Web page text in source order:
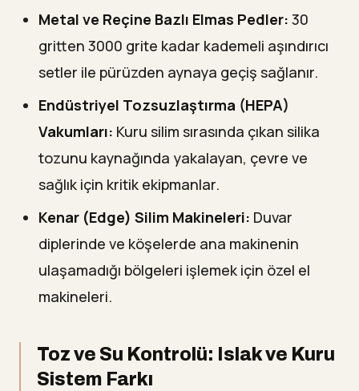
Metal ve Reçine Bazlı Elmas Pedler: 30
gritten 3000 grite kadar kademeli aşındırıcı
setler ile pürüzden aynaya geçiş sağlanır.
Endüstriyel Tozsuzlaştırma (HEPA)
Vakumları: Kuru silim sırasında çıkan silika
tozunu kaynağında yakalayan, çevre ve
sağlık için kritik ekipmanlar.
Kenar (Edge) Silim Makineleri: Duvar
diplerinde ve köşelerde ana makinenin
ulaşamadığı bölgeleri işlemek için özel el
makineleri.
Toz ve Su Kontrolü: Islak ve Kuru
Sistem Farkı